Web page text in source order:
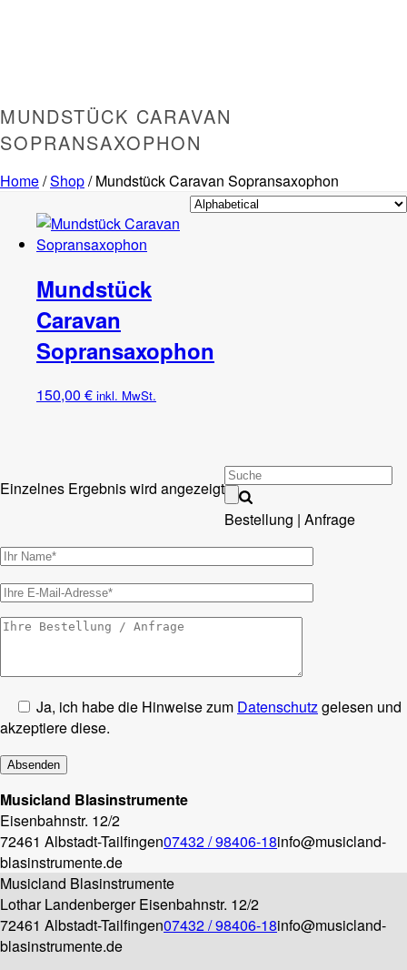
MUNDSTÜCK CARAVAN
SOPRANSAXOPHON
Home/Shop/Mundstück Caravan Sopransaxophon
Mundstück
Caravan
Sopransaxophon
150,00 € inkl. MwSt.
Einzelnes Ergebnis wird angezeigt
Bestellung | Anfrage
Ja, ich habe die Hinweise zum Datenschutzgelesen und
akzeptiere diese.
Musicland Blasinstrumente
Eisenbahnstr. 12/2
72461 Albstadt-Tailfingen07432 / 98406-18info@musicland-
blasinstrumente.de
Musicland Blasinstrumente
Lothar Landenberger Eisenbahnstr. 12/2
72461 Albstadt-Tailfingen07432 / 98406-18info@musicland-
blasinstrumente.de